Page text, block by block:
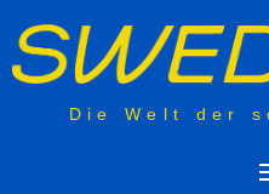
Die Welt der